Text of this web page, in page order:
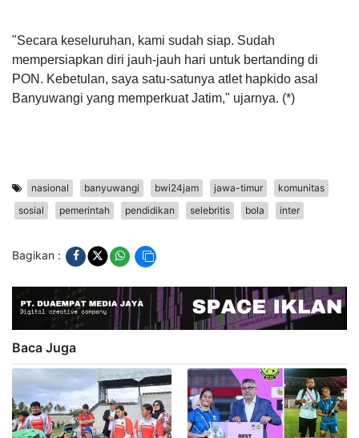
"Secara keseluruhan, kami sudah siap. Sudah
mempersiapkan diri jauh-jauh hari untuk bertanding di
PON. Kebetulan, saya satu-satunya atlet hapkido asal
Banyuwangi yang memperkuat Jatim," ujarnya. (*)
nasional banyuwangi bwi24jam jawa-timur
komunitas
sosial
pemerintah pendidikan selebritis bola inter
Bagikan :
Baca Juga